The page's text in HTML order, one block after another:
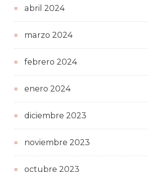
abril 2024
marzo 2024
febrero 2024
enero 2024
diciembre 2023
noviembre 2023
octubre 2023